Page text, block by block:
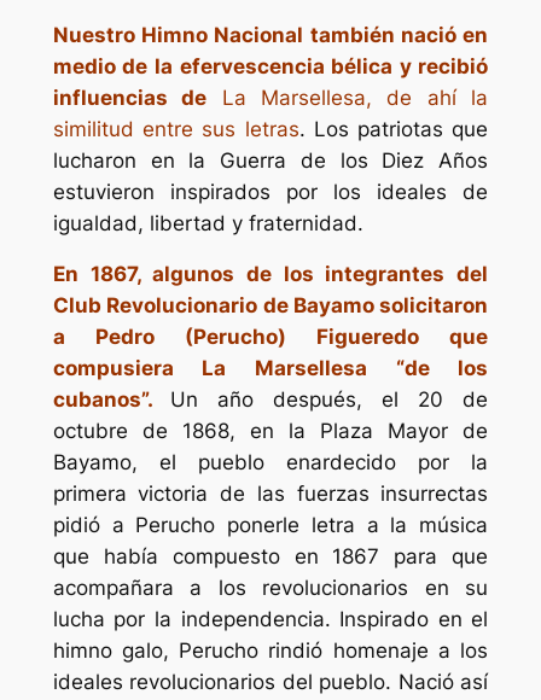
Nuestro Himno Nacional también nació en
medio de la efervescencia bélica y recibió
influencias de
La Marsellesa, de ahí la
similitud entre sus letras. Los patriotas que
lucharon en la Guerra de los Diez Años
estuvieron inspirados por los ideales de
igualdad, libertad y fraternidad.
En 1867, algunos de los integrantes del
Club Revolucionario de Bayamo solicitaron
a Pedro (Perucho) Figueredo que
compusiera La Marsellesa “de los
cubanos”.
Un año después, el 20 de
octubre de 1868, en la Plaza Mayor de
Bayamo, el pueblo enardecido por la
primera victoria de las fuerzas insurrectas
pidió a Perucho ponerle letra a la música
que había compuesto en 1867 para que
acompañara a los revolucionarios en su
lucha por la independencia. Inspirado en el
himno galo, Perucho rindió homenaje a los
ideales revolucionarios del pueblo. Nació así